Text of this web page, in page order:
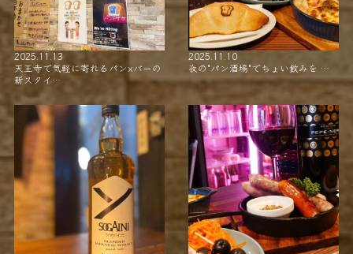
2025.11.13
天王寺で気軽に寄れるパン×バーの
新スタイ…
2025.11.10
夜の"パン酒場"でちょい飲みを …